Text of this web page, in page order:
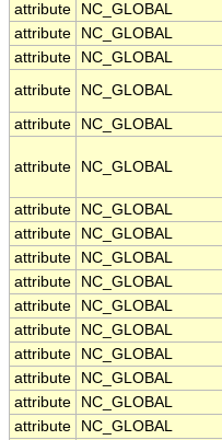
attribute
NC_GLOBAL
attribute
NC_GLOBAL
attribute
NC_GLOBAL
attribute
NC_GLOBAL
attribute NC_GLOBAL
attribute NC_GLOBAL
attribute
NC_GLOBAL
attribute
NC_GLOBAL
attribute
NC_GLOBAL
attribute
NC_GLOBAL
attribute
NC_GLOBAL
attribute
NC_GLOBAL
attribute
NC_GLOBAL
attribute
NC_GLOBAL
attribute
NC_GLOBAL
attribute
NC_GLOBAL